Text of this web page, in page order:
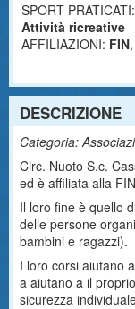
SPORT PRATICATI:
Attività ricreative
AFFILIAZIONI: FIN,
DESCRIZIONE
Categoria:
Circ. Nuoto S.c.
ed è affiliata alla
Il loro fine è quello
delle persone
bambini e ragazzi).
I loro corsi aiutano
a aiutano a il
sicurezza